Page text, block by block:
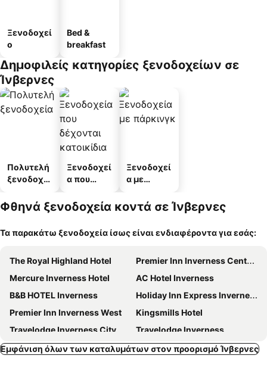
Ξενοδοχεί
ο
Bed &
breakfast
Δημοφιλείς κατηγορίες ξενοδοχείων σε
Ίνβερνες
Πολυτελή
ξενοδοχεί
Ξενοδοχεί
α που
κατοικίδι
α
Ξενοδοχεί
α με
Φθηνά ξενοδοχεία κοντά σε Ίνβερνες
Τα παρακάτω ξενοδοχεία ίσως είναι ενδιαφέροντα για εσάς:
The Royal Highland Hotel
Premier Inn Inverness Centre River Ness
Mercure Inverness Hotel
AC Hotel Inverness
B&B HOTEL Inverness
Holiday Inn Express Inverness By Ihg
Premier Inn Inverness West
Kingsmills Hotel
Travelodge Inverness City Centre Hotel
Travelodge Inverness
Courtyard by Marriott Inverness Airport
River Ness Hotel, a member of Radisson Individuals
Εμφάνιση όλων των καταλυμάτων στον προορισμό Ίνβερνες